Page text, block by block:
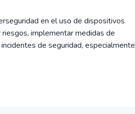
en el uso de dispositivos
implementar medidas de
de seguridad, especialmente